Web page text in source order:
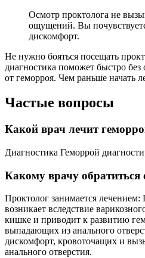
Осмотр проктолога не
ощущений. Вы
дискомфорт.
Не нужно бояться посещать
диагностика поможет быстро
от геморроя. Чем раньше начать
Частые вопросы
Какой врач лечит
Диагностика Геморрой
Какому врачу обратиться
Проктолог занимается лечением:
возникает вследствие
кишке и приводит к развитию
выпадающих из анального
дискомфорт, кровоточащих и
анального отверстия.